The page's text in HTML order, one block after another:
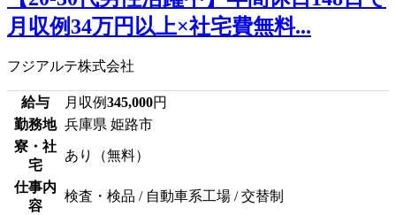
月収例34万円以上×社宅費無料...
フジアルテ株式会社
給与 月収例345,000円
勤務地 兵庫県 姫路市
寮・社
宅
あり（無料）
仕事内
容
検査・検品 / 自動車系工場 / 交替制